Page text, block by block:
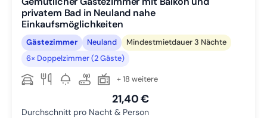
privatem Bad in Neuland nahe
Einkaufsmöglichkeiten
Gästezimmer Neuland
Mindestmietdauer 3 Nächte
6× Doppelzimmer (2 Gäste)
+ 18 weitere
21,40 €
Durchschnitt pro Nacht & Person